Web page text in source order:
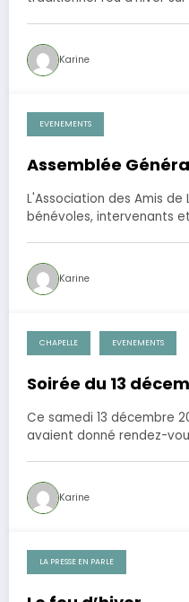
Karine
14 février 2015
EVENEMENTS
Assemblée
L'Association des Amis
bénévoles, intervenants
Karine
15 décembre 2014
CHAPELLE EVENEMENTS
Soirée du 13
Ce samedi 13 décembre
avaient donné rendez-
Karine
13 décembre 2014
LA PRESSE EN PARLE